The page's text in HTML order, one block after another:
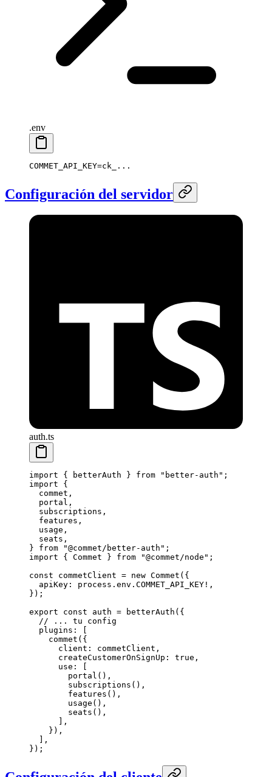
.env
COMMET_API_KEY=ck_...
Configuración del servidor
auth.ts
import { betterAuth } from "better-auth" ;
import {
  commet,
  portal,
  subscriptions,
  features,
  usage,
  seats,
} from "@commet/better-auth" ;
import { Commet } from "@commet/node" ;
const commetClient = new Commet ({
  apiKey: process.env.
COMMET_API_KEY ! ,
});
export const auth = betterAuth ({
  // ... tu config
  plugins: [
    commet
({
      client: commetClient,
      createCustomerOnSignUp:
true ,
      use: [
        portal
(),
        subscriptions
(),
        features
(),
        usage
(),
        seats
(),
      ],
    }),
  ],
});